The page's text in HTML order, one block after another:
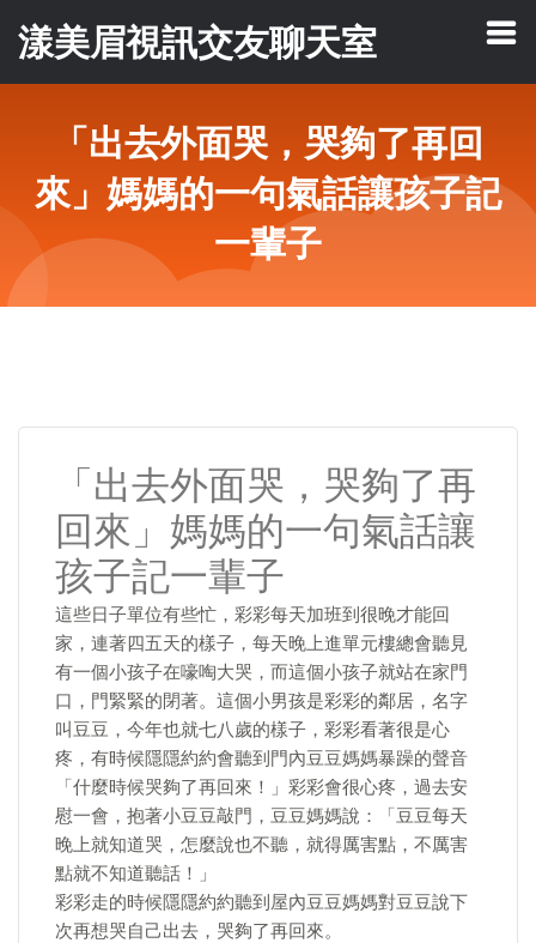
漾美眉視訊交友聊天室
「出去外面哭，哭夠了再回
來」媽媽的一句氣話讓孩子記
一輩子
「出去外面哭，哭夠了再
回來」媽媽的一句氣話讓
孩子記一輩子
這些日子單位有些忙，彩彩每天加班到很晚才能回
家，連著四五天的樣子，每天晚上進單元樓總會聽見
有一個小孩子在嚎啕大哭，而這個小孩子就站在家門
口，門緊緊的閉著。這個小男孩是彩彩的鄰居，名字
叫豆豆，今年也就七八歲的樣子，彩彩看著很是心
疼，有時候隱隱約約會聽到門內豆豆媽媽暴躁的聲音
「什麼時候哭夠了再回來！」彩彩會很心疼，過去安
慰一會，抱著小豆豆敲門，豆豆媽媽說：「豆豆每天
晚上就知道哭，怎麼說也不聽，就得厲害點，不厲害
點就不知道聽話！」
彩彩走的時候隱隱約約聽到屋內豆豆媽媽對豆豆說下
次再想哭自己出去，哭夠了再回來。